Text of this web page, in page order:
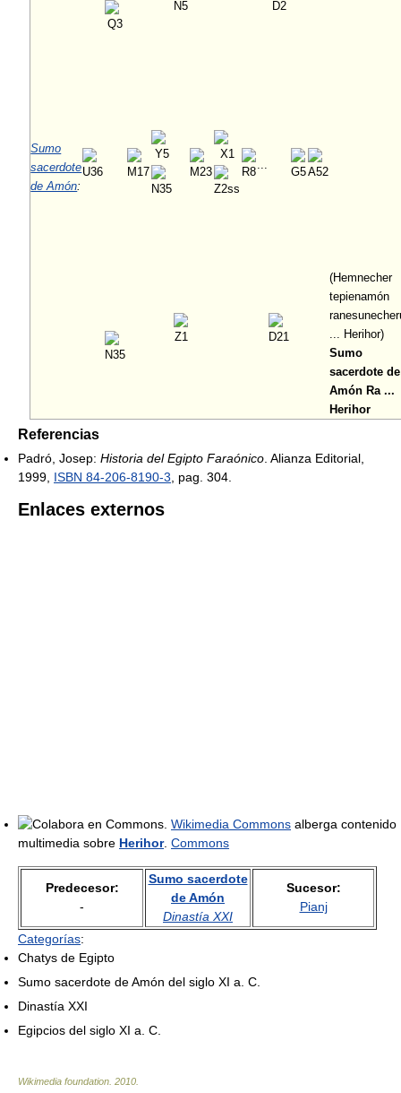
Sumo
sacerdote
de Amón:
(Hemnecher
tepienamón
... Herihor)
Sumo
sacerdote de
Amón Ra ...
Herihor
Referencias
Padró, Josep: Historia del Egipto Faraónico. Alianza Editorial,
1999, ISBN 84-206-8190-3, pag. 304.
Enlaces externos
Wikimedia Commons alberga contenido
multimedia sobre Herihor. Commons
Predecesor:
-
Sumo sacerdote
de Amón
Dinastía XXI
Sucesor:
Pianj
Categorías:
Chatys de Egipto
Sumo sacerdote de Amón del siglo XI a. C.
Dinastía XXI
Egipcios del siglo XI a. C.
Wikimedia foundation. 2010.